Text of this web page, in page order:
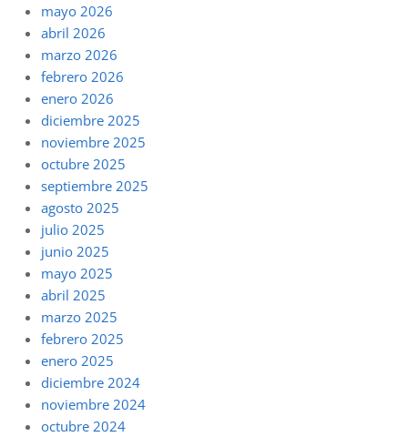
mayo 2026
abril 2026
marzo 2026
febrero 2026
enero 2026
diciembre 2025
noviembre 2025
octubre 2025
septiembre 2025
agosto 2025
julio 2025
junio 2025
mayo 2025
abril 2025
marzo 2025
febrero 2025
enero 2025
diciembre 2024
noviembre 2024
octubre 2024